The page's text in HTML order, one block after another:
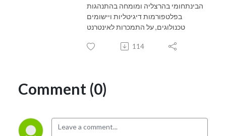
הבינתחומי בהרצליה ומומחה בהתנהגות
בפלטפורמות דיגיטליות ויישומים
טכנולוגים, על התמכרות לאינטרנט
114
Comment (0)